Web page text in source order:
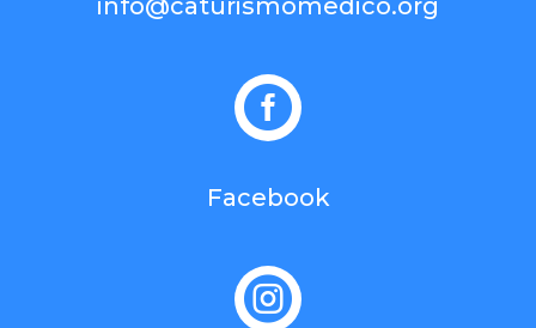
info@caturismomedico.org

Facebook
